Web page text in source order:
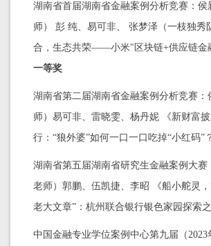
湖南省首届湖南省金融案例分析竞赛：侯
师） 彭 纯、易可非、 张梦泽（一枝独秀
合，生态共荣——小米"区块链+供应链金
一等奖
湖南省第二届湖南省金融案例分析竞赛：
师）易可非、雷晓雯、杨丹妮 《新财富
行：“狼外婆”如何一口一口吃掉“小红码”
湖南省第五届湖南省研究生金融案例大赛
老师）郭鹏、伍凯捷、李昭 《船小舵灵，
老大文章”：杭州联合银行银色家园探索之
中国金融专业学位案例中心第九届（